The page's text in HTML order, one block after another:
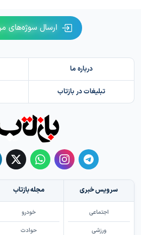
ارسال سوژه‌های
درباره ما
تبلیغات در بازتاب
سرویس خبری
اجتماعی
ورزشی
مجله بازتاب
خودرو
حوادث